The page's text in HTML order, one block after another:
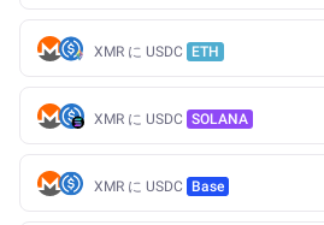
XMR に USDC ETH
XMR に USDC SOLANA
XMR に USDC Base